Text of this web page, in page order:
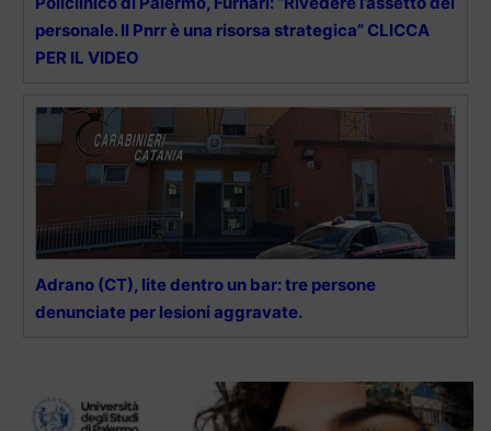
personale. Il Pnrr è una risorsa strategica” CLICCA
PER IL VIDEO
Adrano (CT), lite dentro un bar: tre persone
denunciate per lesioni aggravate.